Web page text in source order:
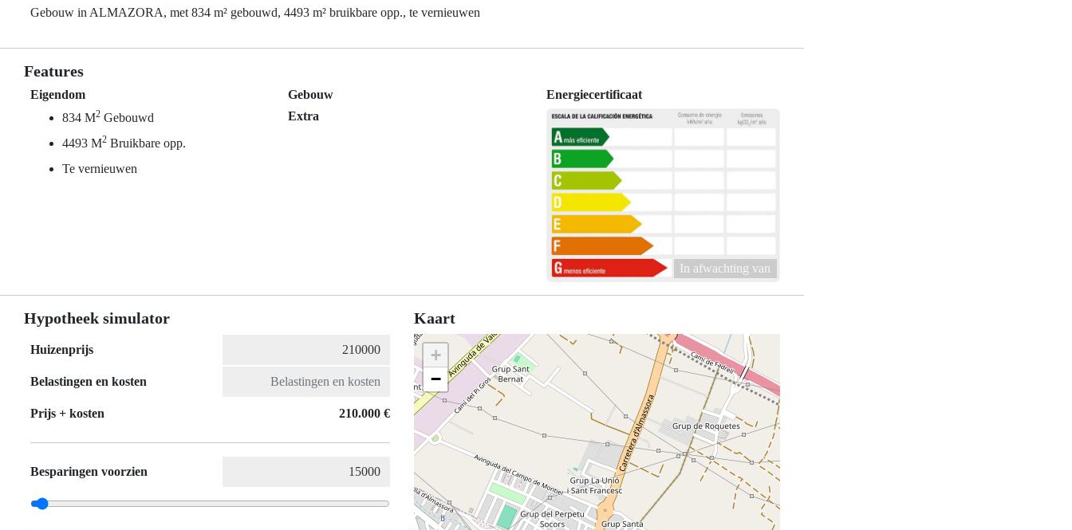
Gebouw in ALMAZORA, met 834 m² gebouwd, 4493 m² bruikbare opp., te vernieuwen
Features
Eigendom
834 M2 Gebouwd
4493 M2 Bruikbare opp.
Te vernieuwen
Gebouw
Extra
Energiecertificaat
In afwachting van
Hypotheek simulator
Huizenprijs
Belastingen en kosten
Prijs + kosten 210.000 €
Besparingen voorzien
Kaart
+
−